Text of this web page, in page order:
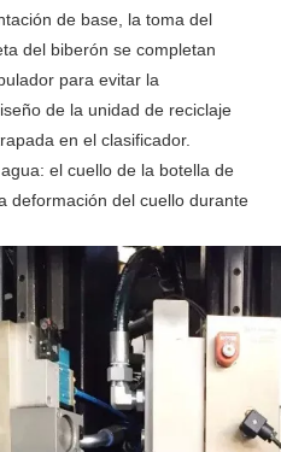
de base, la toma del
del biberón se completan
para evitar la
de la unidad de reciclaje
en el clasificador.
el cuello de la botella de
deformación del cuello durante